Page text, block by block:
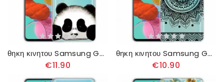
θηκη κινητου Samsung Galaxy A32 4G Διαφανές Panda
€11.90
θηκη κινητου Samsung Galaxy A32 4G Όμορφη Μάνταλα
€10.90